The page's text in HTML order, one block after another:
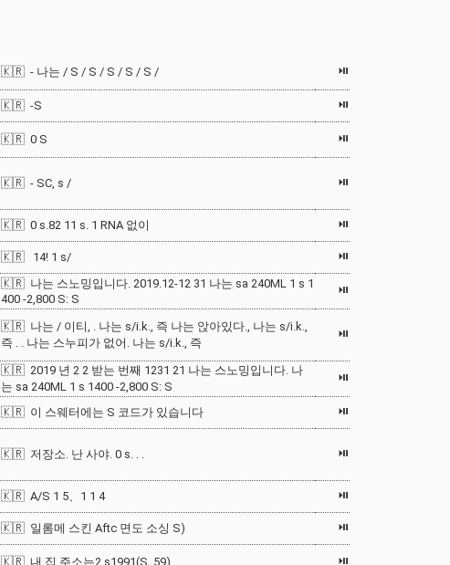
🇰🇷 - 나는 / S / S / S / S / S / ⏯
🇰🇷 -S
⏯
🇰🇷 0 S ⏯
🇰🇷 - SC, s / ⏯
🇰🇷 0 s.82 11 s. 1 RNA 없이 ⏯
🇰🇷 14! 1 s/
⏯
🇰🇷 나는 스노밍입니다. 2019.12-12 31 나는 sa 240ML 1 s 1
400 -2,800 S: S
⏯
🇰🇷 나는 / 이티, . 나는 s/i.k., 즉 나는 앉아있다., 나는 s/i.k.,
즉 . . 나는 스누피가 없어. 나는 s/i.k., 즉
⏯
🇰🇷 2019 년 2 2 받는 번째 1231 21 나는 스노밍입니다. 나
는 sa 240ML 1 s 1400 -2,800 S: S
⏯
🇰🇷 이 스웨터에는 S 코드가 있습니다
⏯
🇰🇷 저장소. 난 사야. 0 s. . . ⏯
🇰🇷 A/S 1 5、1 1 4 ⏯
🇰🇷 일롬메 스킨 Aftc 면도 소싱 S)
⏯
🇰🇷 내 집 주소는2 s1991(S. 59) ⏯